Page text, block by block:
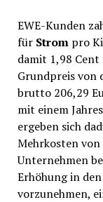
EWE-Kunden
für Strom pro
damit 1,98 Cent
Grundpreis von
brutto 206,29
mit einem
ergeben sich
Mehrkosten von
Unternehmen
Erhöhung in
vorzunehmen,